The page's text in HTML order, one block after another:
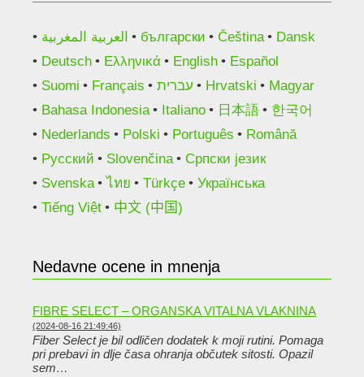
العربية المغربية български Čeština
Dansk
Deutsch
Ελληνικά English
Español
Suomi
Français עברית Hrvatski
Magyar
Bahasa Indonesia
Italiano 日本語
한국어
Nederlands
Polski Português
Română
Русский
Slovenčina
Српски језик
Svenska
ไทย Türkçe
Українська
Tiếng Việt
中文 (中国)
Nedavne ocene in mnenja
FIBRE SELECT – ORGANSKA VITALNA VLAKNINA
(2024-08-16 21:49:46)
Fiber Select je bil odličen dodatek k moji rutini. Pomaga
pri prebavi in ​​dlje časa ohranja občutek sitosti. Opazil
sem…